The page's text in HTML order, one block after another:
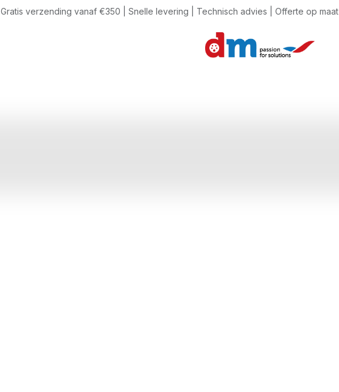
Gratis verzending vanaf €350 | Snelle levering | Technisch advies | Offerte op maat
Intelligente assetmonitoring